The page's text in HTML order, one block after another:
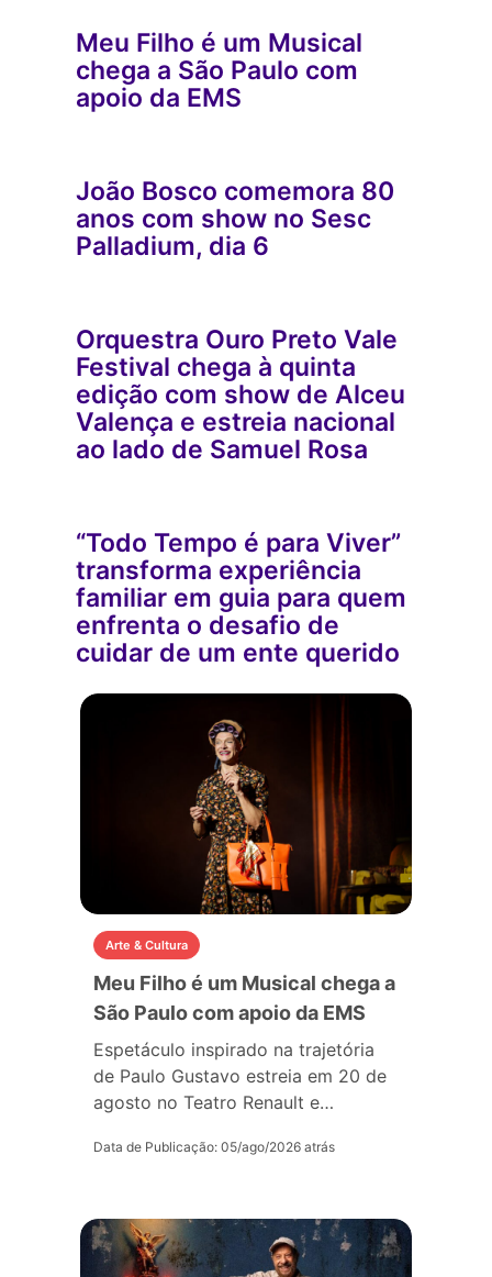
Meu Filho é um Musical
chega a São Paulo com
apoio da EMS
João Bosco comemora 80
anos com show no Sesc
Palladium, dia 6
Orquestra Ouro Preto Vale
Festival chega à quinta
edição com show de Alceu
Valença e estreia nacional
ao lado de Samuel Rosa
“Todo Tempo é para Viver”
transforma experiência
familiar em guia para quem
enfrenta o desafio de
cuidar de um ente querido
Arte & Cultura
Meu Filho é um Musical chega a
São Paulo com apoio da EMS
Espetáculo inspirado na trajetória
de Paulo Gustavo estreia em 20 de
agosto no Teatro Renault e…
Data de Publicação: 05/ago/2026 atrás